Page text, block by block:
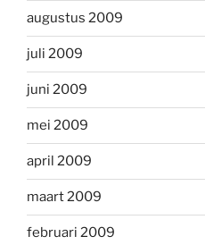
augustus 2009
juli 2009
juni 2009
mei 2009
april 2009
maart 2009
februari 2009